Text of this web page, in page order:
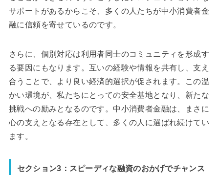
サポートがあるからこそ、多くの人たちが中小消費者金
融に信頼を寄せているのです。
さらに、個別対応は利用者同士のコミュニティを形成す
る要因にもなります。互いの経験や情報を共有し、支え
合うことで、より良い経済的選択が促されます。この温
かい環境が、私たちにとっての安全基地となり、新たな
挑戦への励みとなるのです。中小消費者金融は、まさに
心の支えとなる存在として、多くの人に選ばれ続けてい
ます。
セクション3：スピーディな融資のおかげでチャンス